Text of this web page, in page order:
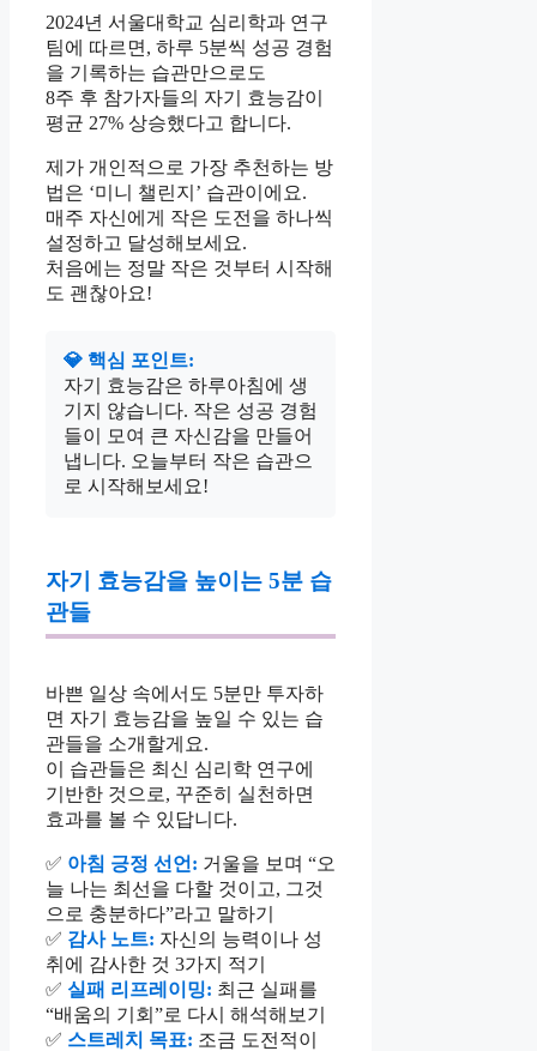
2024년 서울대학교 심리학과 연구
팀에 따르면, 하루 5분씩 성공 경험
을 기록하는 습관만으로도
8주 후 참가자들의 자기 효능감이
평균 27% 상승했다고 합니다.
제가 개인적으로 가장 추천하는 방
법은 ‘미니 챌린지’ 습관이에요.
매주 자신에게 작은 도전을 하나씩
설정하고 달성해보세요.
처음에는 정말 작은 것부터 시작해
도 괜찮아요!
💎 핵심 포인트:
자기 효능감은 하루아침에 생
기지 않습니다. 작은 성공 경험
들이 모여 큰 자신감을 만들어
냅니다. 오늘부터 작은 습관으
로 시작해보세요!
자기 효능감을 높이는 5분 습
관들
바쁜 일상 속에서도 5분만 투자하
면 자기 효능감을 높일 수 있는 습
관들을 소개할게요.
이 습관들은 최신 심리학 연구에
기반한 것으로, 꾸준히 실천하면
효과를 볼 수 있답니다.
✅ 아침 긍정 선언: 거울을 보며 “오
늘 나는 최선을 다할 것이고, 그것
으로 충분하다”라고 말하기
✅ 감사 노트: 자신의 능력이나 성
취에 감사한 것 3가지 적기
✅ 실패 리프레이밍: 최근 실패를
“배움의 기회”로 다시 해석해보기
✅ 스트레치 목표: 조금 도전적이